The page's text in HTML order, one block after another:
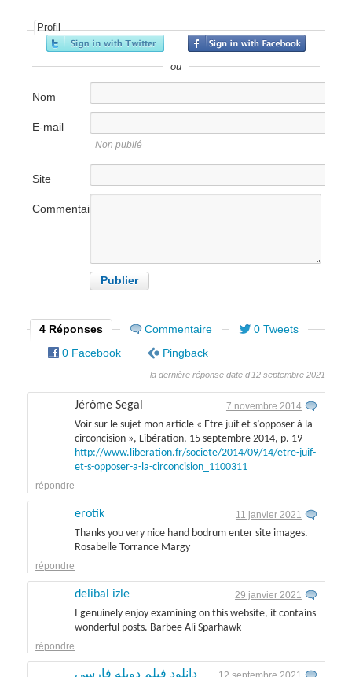
Profil
ou
Nom
E-mail
Non publié
Site
internet
Commentaire
4 Réponses Commentaire
0 Tweets
0 Facebook
Pingback
la dernière réponse date d'12 septembre 2021
Jérôme Segal 7 novembre 2014
Voir sur le sujet mon article « Etre juif et s’opposer à la
circoncision », Libération, 15 septembre 2014, p. 19
http://www.liberation.fr/societe/2014/09/14/etre-juif-
et-s-opposer-a-la-circoncision_1100311
répondre
erotik 11 janvier 2021
Thanks you very nice hand bodrum enter site images.
Rosabelle Torrance Margy
répondre
delibal izle 29 janvier 2021
I genuinely enjoy examining on this website, it contains
wonderful posts. Barbee Ali Sparhawk
répondre
دانلود فیلم دوبله فارسی